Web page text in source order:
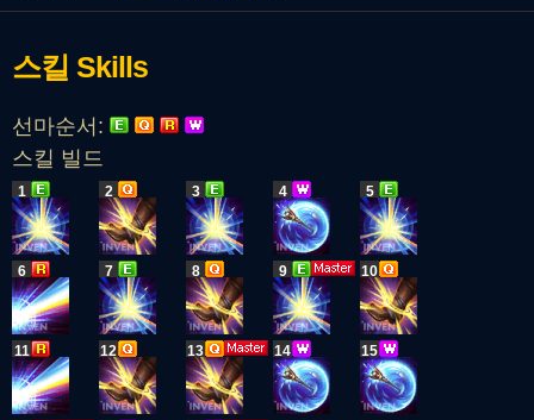
스킬 Skills
선마순서:
스킬 빌드
1 2 3 4 5
6 7 8 9 10
11 12 13 14 15